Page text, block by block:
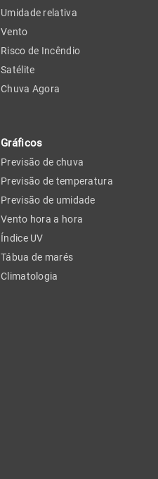
Umidade relativa
Vento
Risco de Incêndio
Satélite
Chuva Agora
Gráficos
Previsão de chuva
Previsão de temperatura
Previsão de umidade
Vento hora a hora
Índice UV
Tábua de marés
Climatologia